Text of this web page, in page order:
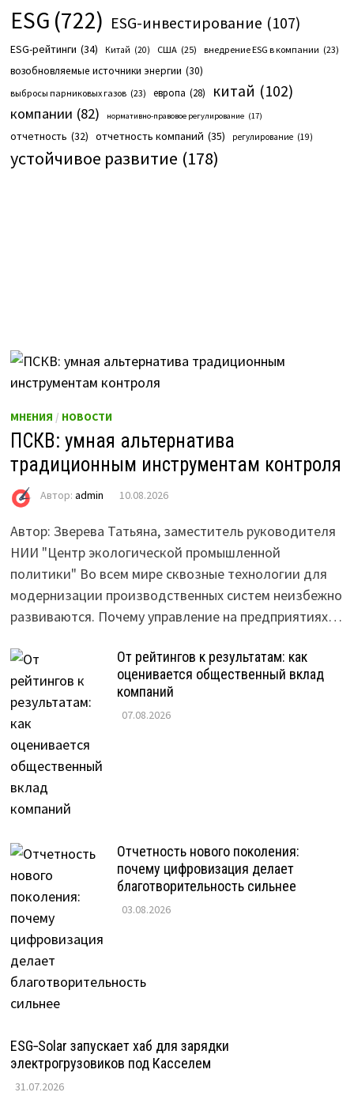
ESG (722) ESG-инвестирование (107)
ESG-рейтинги (34) Китай (20) США (25) внедрение ESG в компании (23)
возобновляемые источники энергии (30)
выбросы парниковых газов (23) европа (28) китай (102)
компании (82) нормативно-правовое регулирование (17)
отчетность (32) отчетность компаний (35) регулирование (19)
устойчивое развитие (178)
МНЕНИЯ / НОВОСТИ
ПСКВ: умная альтернатива
традиционным инструментам контроля
Автор: admin 10.08.2026
Автор: Зверева Татьяна, заместитель руководителя
НИИ "Центр экологической промышленной
политики" Во всем мире сквозные технологии для
модернизации производственных систем неизбежно
развиваются. Почему управление на предприятиях…
От рейтингов к результатам: как
оценивается общественный вклад
компаний
07.08.2026
Отчетность нового поколения:
почему цифровизация делает
благотворительность сильнее
03.08.2026
ESG‑Solar запускает хаб для зарядки
электрогрузовиков под Касселем
31.07.2026